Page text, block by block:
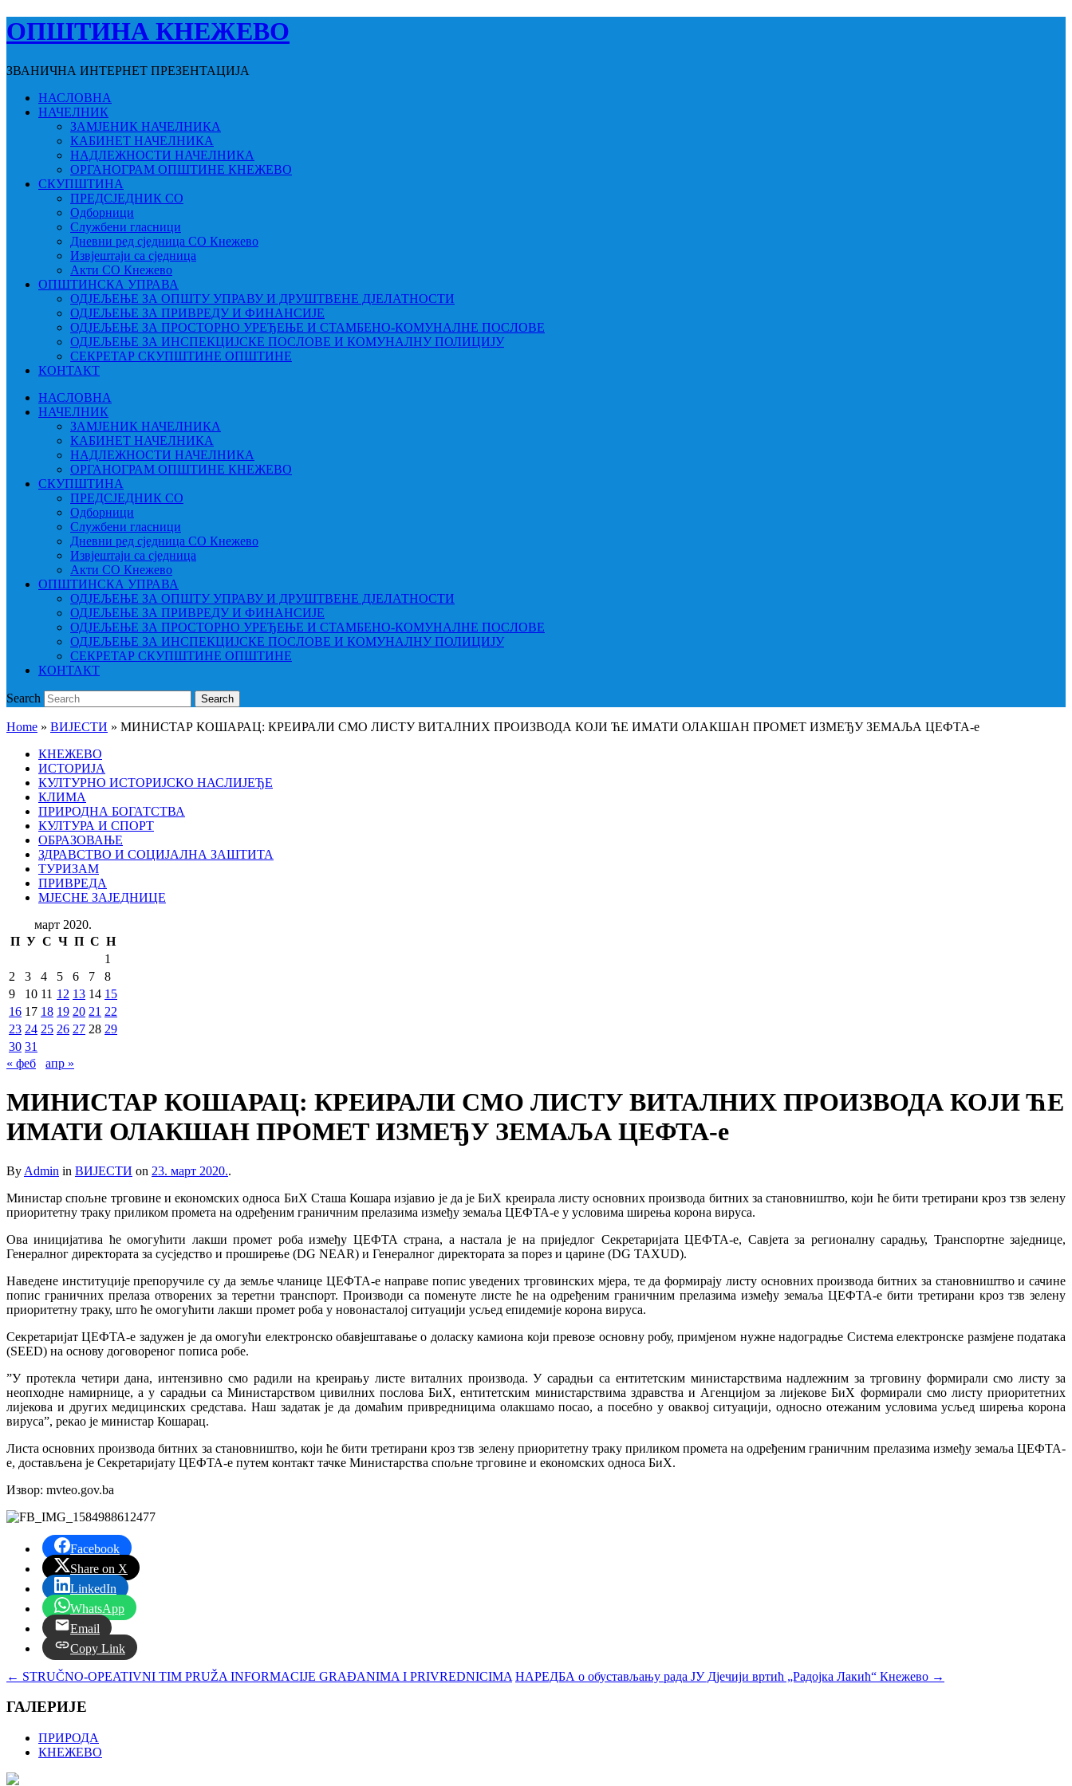
ОПШТИНА КНЕЖЕВО
ЗВАНИЧНА ИНТЕРНЕТ ПРЕЗЕНТАЦИЈА
НАСЛОВНА
НАЧЕЛНИК
ЗАМЈЕНИК НАЧЕЛНИКА
КАБИНЕТ НАЧЕЛНИКА
НАДЛЕЖНОСТИ НАЧЕЛНИКА
ОРГАНОГРАМ ОПШТИНЕ КНЕЖЕВО
СКУПШТИНА
ПРЕДСЈЕДНИК СО
Одборници
Службени гласници
Дневни ред сједница СО Кнежево
Извјештаји са сједница
Акти СО Кнежево
ОПШТИНСКА УПРАВА
ОДЈЕЉЕЊЕ ЗА ОПШТУ УПРАВУ И ДРУШТВЕНЕ ДЈЕЛАТНОСТИ
ОДЈЕЉЕЊЕ ЗА ПРИВРЕДУ И ФИНАНСИЈЕ
ОДЈЕЉЕЊЕ ЗА ПРОСТОРНО УРЕЂЕЊЕ И СТАМБЕНО-КОМУНАЛНЕ ПОСЛОВЕ
ОДЈЕЉЕЊЕ ЗА ИНСПЕКЦИЈСКЕ ПОСЛОВЕ И КОМУНАЛНУ ПОЛИЦИЈУ
СЕКРЕТАР СКУПШТИНЕ ОПШТИНЕ
КОНТАКТ
НАСЛОВНА
НАЧЕЛНИК
ЗАМЈЕНИК НАЧЕЛНИКА
КАБИНЕТ НАЧЕЛНИКА
НАДЛЕЖНОСТИ НАЧЕЛНИКА
ОРГАНОГРАМ ОПШТИНЕ КНЕЖЕВО
СКУПШТИНА
ПРЕДСЈЕДНИК СО
Одборници
Службени гласници
Дневни ред сједница СО Кнежево
Извјештаји са сједница
Акти СО Кнежево
ОПШТИНСКА УПРАВА
ОДЈЕЉЕЊЕ ЗА ОПШТУ УПРАВУ И ДРУШТВЕНЕ ДЈЕЛАТНОСТИ
ОДЈЕЉЕЊЕ ЗА ПРИВРЕДУ И ФИНАНСИЈЕ
ОДЈЕЉЕЊЕ ЗА ПРОСТОРНО УРЕЂЕЊЕ И СТАМБЕНО-КОМУНАЛНЕ ПОСЛОВЕ
ОДЈЕЉЕЊЕ ЗА ИНСПЕКЦИЈСКЕ ПОСЛОВЕ И КОМУНАЛНУ ПОЛИЦИЈУ
СЕКРЕТАР СКУПШТИНЕ ОПШТИНЕ
КОНТАКТ
Search Search
Home » ВИЈЕСТИ » МИНИСТАР КОШАРАЦ: КРЕИРАЛИ СМО ЛИСТУ ВИТАЛНИХ ПРОИЗВОДА КОЈИ ЋЕ ИМАТИ ОЛАКШАН ПРОМЕТ ИЗМЕЂУ ЗЕМАЉА ЦЕФТА-е
КНЕЖЕВО
ИСТОРИЈА
КУЛТУРНО ИСТОРИЈСКО НАСЛИЈЕЂЕ
КЛИМА
ПРИРОДНА БОГАТСТВА
КУЛТУРА И СПОРТ
ОБРАЗОВАЊЕ
ЗДРАВСТВО И СОЦИЈАЛНА ЗАШТИТА
ТУРИЗАМ
ПРИВРЕДА
МЈЕСНЕ ЗАЈЕДНИЦЕ
март 2020.
П У С Ч П С Н
1
2
3 4 5 6 7
8
9
10 11 12 13 14 15
16 17 18 19 20 21 22
23 24 25 26 27 28 29
30 31
« феб
апр »
МИНИСТАР КОШАРАЦ: КРЕИРАЛИ СМО ЛИСТУ ВИТАЛНИХ ПРОИЗВОДА КОЈИ ЋЕ
ИМАТИ ОЛАКШАН ПРОМЕТ ИЗМЕЂУ ЗЕМАЉА ЦЕФТА-е
By Admin in ВИЈЕСТИ on 23. март 2020..
Министар спољне трговине и економских односа БиХ Сташа Кошара изјавио је да је БиХ креирала листу основних производа битних за становништво, који ће бити третирани кроз тзв зелену
приоритетну траку приликом промета на одређеним граничним прелазима између земаља ЦЕФТА-е у условима ширења корона вируса.
Ова иницијатива ће омогућити лакши промет роба између ЦЕФТА страна, а настала је на приједлог Секретаријата ЦЕФТА-е, Савјета за регионалну сарадњу, Транспортне заједнице,
Генералног директората за сусједство и проширење (DG NEAR) и Генералног директората за порез и царине (DG TAXUD).
Наведене институције препоручиле су да земље чланице ЦЕФТА-е направе попис уведених трговинских мјера, те да формирају листу основних производа битних за становништво и сачине
попис граничних прелаза отворених за теретни транспорт. Производи са поменуте листе ће на одређеним граничним прелазима између земаља ЦЕФТА-е бити третирани кроз тзв зелену
приоритетну траку, што ће омогућити лакши промет роба у новонасталој ситуацији усљед епидемије корона вируса.
Секретаријат ЦЕФТА-е задужен је да омогући електронско обавјештавање о доласку камиона који превозе основну робу, примјеном нужне надоградње Система електронске размјене података
(SEED) на основу договореног пописа робе.
”У протекла четири дана, интензивно смо радили на креирању листе виталних производа. У сарадњи са ентитетским министарствима надлежним за трговину формирали смо листу за
неопходне намирнице, а у сарадњи са Министарством цивилних послова БиХ, ентитетским министарствима здравства и Агенцијом за лијекове БиХ формирали смо листу приоритетних
лијекова и других медицинских средстава. Наш задатак је да домаћим привредницима олакшамо посао, а посебно у оваквој ситуацији, односно отежаним условима усљед ширења корона
вируса”, рекао је министар Кошарац.
Листа основних производа битних за становништво, који ће бити третирани кроз тзв зелену приоритетну траку приликом промета на одређеним граничним прелазима између земаља ЦЕФТА-
е, достављена је Секретаријату ЦЕФТА-е путем контакт тачке Министарства спољне трговине и економских односа БиХ.
Извор: mvteo.gov.ba
Facebook
Share on X
LinkedIn
WhatsApp
Email
Copy Link
← STRUČNO-OPEATIVNI TIM PRUŽA INFORMACIJE GRAĐANIMA I PRIVREDNICIMA НАРЕДБА о обустављању рада ЈУ Дјечији вртић „Радојка Лакић“ Кнежево →
ГАЛЕРИЈЕ
ПРИРОДА
КНЕЖЕВО